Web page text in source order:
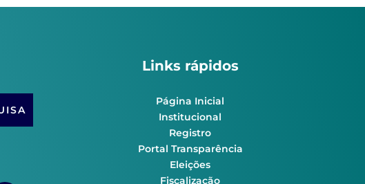
Links rápidos
Página Inicial
Institucional
Registro
Portal Transparência
Eleições
Fiscalização